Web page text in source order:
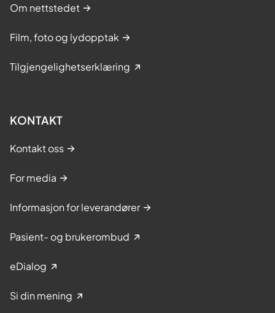
Om nettstedet
Film, foto og lydopptak
Tilgjengelighetserklæring
KONTAKT
Kontakt oss
For media
Informasjon for leverandører
Pasient- og brukerombud
eDialog
Si din mening